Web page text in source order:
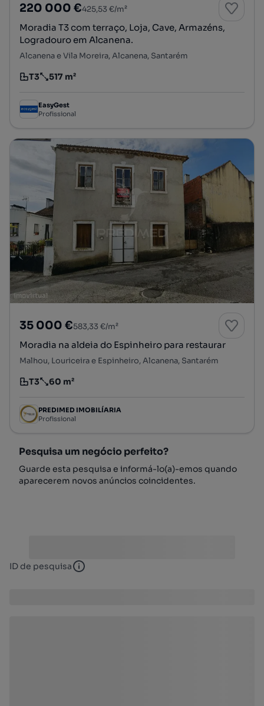
220 000 €425,53 €/m²
Moradia T3 com terraço, Loja, Cave, Armazéns,
Logradouro em Alcanena.
Alcanena e Vila Moreira, Alcanena, Santarém
Tipologia
T3
Preço por metro quadrado
517 m²
EasyGest
Profissional
35 000 €583,33 €/m²
Moradia na aldeia do Espinheiro para restaurar
Malhou, Louriceira e Espinheiro, Alcanena, Santarém
Tipologia
T3
Preço por metro quadrado
60 m²
PREDIMED IMOBILÍARIA
Profissional
Pesquisa um negócio perfeito?
Guarde esta pesquisa e informá-lo(a)-emos quando
aparecerem novos anúncios coincidentes.
ID de pesquisa ID de pesquisa